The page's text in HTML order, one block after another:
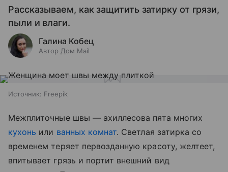
Рассказываем, как защитить затирку от грязи,
пыли и влаги.
Галина Кобец
Автор Дом Mail
Источник: Freepik
Межплиточные швы — ахиллесова пята многих
кухонь или ванных комнат. Светлая затирка со
временем теряет первозданную красоту, желтеет,
впитывает грязь и портит внешний вид